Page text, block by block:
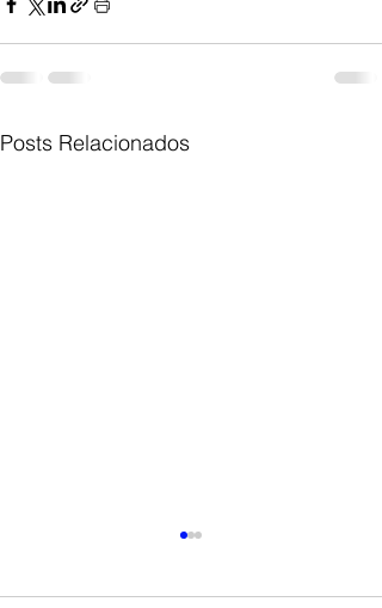
Posts Relacionados